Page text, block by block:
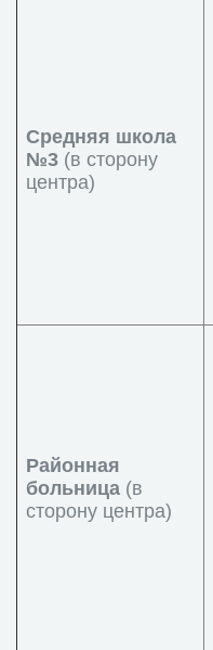
Средняя школа
№3 (в сторону
центра)
Районная
больница (в
сторону центра)